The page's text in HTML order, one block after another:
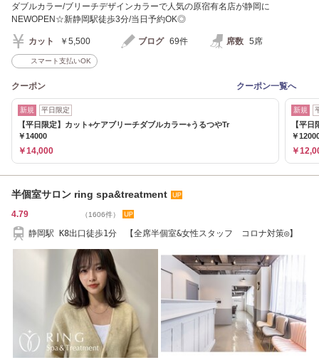
ダブルカラー/ブリーチデザインカラーで人気の原宿有名店が静岡に
NEWOPEN☆新静岡駅徒歩3分/当日予約OK◎
カット ￥5,500 ブログ 69件 席数 5席
スマート支払いOK
クーポン クーポン一覧へ
新規 平日限定
【平日限定】カット+ケアブリーチダブルカラー+うるつやTr
￥14000
￥14,000
新規
【平
￥
￥
半個室サロン ring spa&treatment
4.79 （1606件）
静岡駅 K8出口徒歩1分 【全席半個室&女性スタッフ コロナ対策◎】